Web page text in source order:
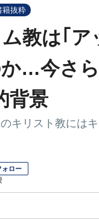
籍抜粋
教は｢
…今さ
背景
キリスト教には
ォロー